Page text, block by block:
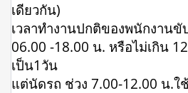
เดียวกัน)
เวลาทำงานปกติของพนักงานขั
06.00 -18.00 น. หรือไม่เกิน
เป็น1วัน
แต่นัดรถ ช่วง 7.00-12.00 น.ใ